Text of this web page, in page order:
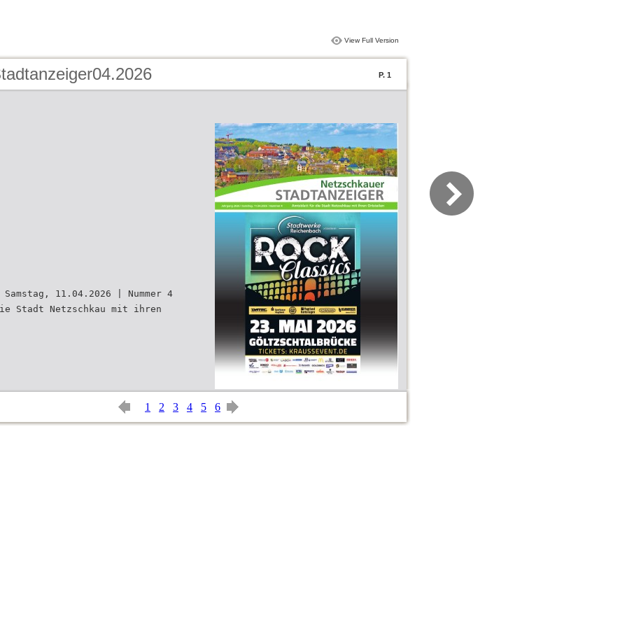
View Full Version
P. 1
11.04.2026 | Nummer 4
Stadt Netzschkau mit ihren
1 2 3 4 5 6